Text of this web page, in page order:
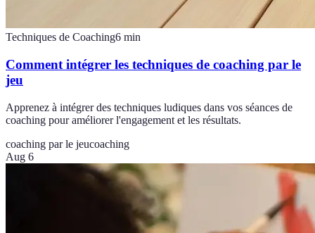
Techniques de Coaching6 min
Comment intégrer les techniques de coaching par le
jeu
Apprenez à intégrer des techniques ludiques dans vos séances de
coaching pour améliorer l'engagement et les résultats.
coaching par le jeucoaching
Aug 6